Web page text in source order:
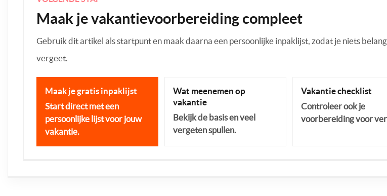
Maak je vakantievoorbereiding compleet
Gebruik dit artikel als startpunt en maak daarna een persoonlijke inpaklijst, zodat je niets
vergeet.
Maak je gratis inpaklijst
Start direct met een
persoonlijke lijst voor jouw
vakantie.
Wat meenemen op
vakantie
Bekijk de basis en veel
vergeten spullen.
Vakantie checklist
Controleer ook je
voorbereiding voor